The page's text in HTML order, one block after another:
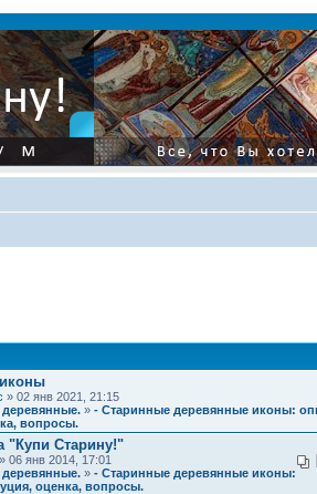
» 02 янв 2021, 21:15
» - Старинные деревянные иконы:
вопросы.
"Купи Старину!"
» 06 янв 2014, 17:01
» - Старинные деревянные иконы:
оценка, вопросы.